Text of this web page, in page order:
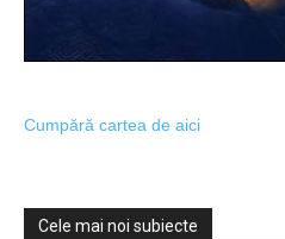
Cumpără cartea de aici
Cele mai noi subiecte